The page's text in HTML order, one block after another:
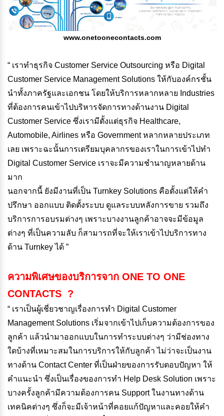
www.onetoonecontacts.com
“ เราทำธุรกิจ Customer Service Outsourcing หรือ Digital
Customer Service Management Solutions ให้กับองค์กรชั้น
นำทั้งภาครัฐและเอกชน โดยให้บริการหลากหลาย Industries
ที่ต้องการคนเข้าไปบริหารจัดการทางด้านงาน Digital
Customer Service ซึ่งเรามีตั้งแต่ธุรกิจ Healthcare,
Automobile, Airlines หรือ Government หลากหลายประเภท
เลย เพราะฉะนั้นการเตรียมบุคลากรของเราในการเข้าไปทำ
Digital Customer Service เราจะมีความชำนาญหลายด้าน
มาก
นอกจากนี้ ยังมีงานที่เป็น Turnkey Solutions คือตั้งแต่ให้คำ
ปรึกษา ออกแบบ ติดตั้งระบบ ดูแลระบบหลังการขาย รวมถึง
บริการการอบรมต่างๆ เพราะบางงานลูกค้าอาจจะมีข้อมูล
ต่างๆ ที่เป็นความลับ ก็สามารถที่จะให้เราเข้าไปบริการทาง
ด้าน Turnkey ได้ ”
ความพิเศษของบริการจาก ONE TO ONE
CONTACTS ?
“ เราเป็นผู้เชี่ยวชาญเรื่องการทำ Digital Customer
Management Solutions เริ่มจากเข้าไปเก็บความต้องการของ
ลูกค้า แล้วนำมาออกแบบในการทำระบบต่างๆ ว่ามีช่องทาง
ใดบ้างที่เหมาะสมในการบริการให้กับลูกค้า ไม่ว่าจะเป็นงาน
ทางด้าน Contact Center ที่เป็นฝ่ายของการรับตอบปัญหา ให้
คำแนะนำ ซึ่งเป็นเรื่องของการทำ Help Desk Solution เพราะ
บางครั้งลูกค้ามีความต้องการคน Support ในงานทางด้าน
เทคนิคต่างๆ ซึ่งก็จะมีเจ้าหน้าที่คอยแก้ปัญหาและคอยให้คำ